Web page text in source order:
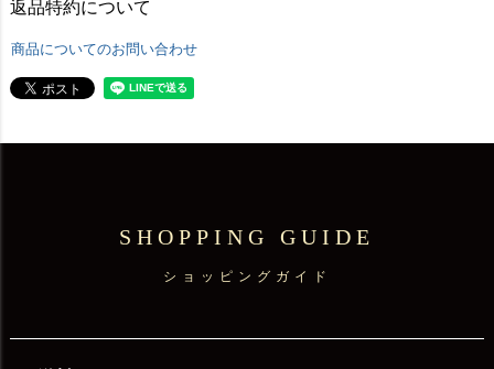
返品特約について
商品についてのお問い合わせ
SHOPPING GUIDE
ショッピングガイド